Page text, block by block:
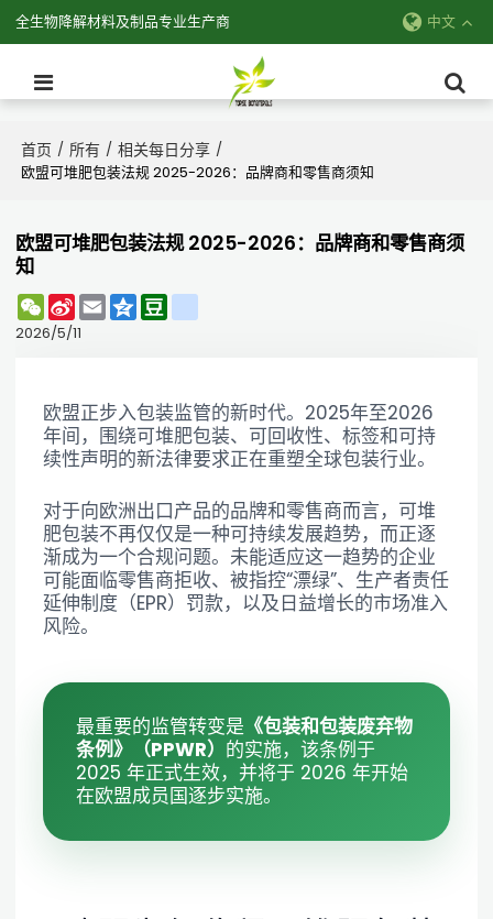
全生物降解材料及制品专业生产商 中文
首页 / 所有 / 相关每日分享 /
欧盟可堆肥包装法规 2025-2026：品牌商和零售商须知
欧盟可堆肥包装法规 2025-2026：品牌商和零售商须
知
WeChat
Sina
Weibo
EmailQzone
2026/5/11
欧盟正步入包装监管的新时代。2025年至2026
年间，围绕可堆肥包装、可回收性、标签和可持
续性声明的新法律要求正在重塑全球包装行业。
对于向欧洲出口产品的品牌和零售商而言，可堆
肥包装不再仅仅是一种可持续发展趋势，而正逐
渐成为一个合规问题。未能适应这一趋势的企业
可能面临零售商拒收、被指控“漂绿”、生产者责任
延伸制度（EPR）罚款，以及日益增长的市场准入
风险。
最重要的监管转变是 《包装和包装废弃物
条例》（PPWR） 的实施，该条例于
2025 年正式生效，并将于 2026 年开始
在欧盟成员国逐步实施。